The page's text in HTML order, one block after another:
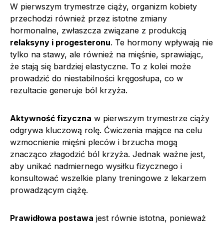
W pierwszym trymestrze ciąży, organizm kobiety
przechodzi również przez istotne zmiany
hormonalne, zwłaszcza związane z produkcją
relaksyny i progesteronu. Te hormony wpływają nie
tylko na stawy, ale również na mięśnie, sprawiając,
że stają się bardziej elastyczne. To z kolei może
prowadzić do niestabilności kręgosłupa, co w
rezultacie generuje ból krzyża.
Aktywność fizyczna w pierwszym trymestrze ciąży
odgrywa kluczową rolę. Ćwiczenia mające na celu
wzmocnienie mięśni pleców i brzucha mogą
znacząco złagodzić ból krzyża. Jednak ważne jest,
aby unikać nadmiernego wysiłku fizycznego i
konsultować wszelkie plany treningowe z lekarzem
prowadzącym ciążę.
Prawidłowa postawa jest równie istotna, ponieważ